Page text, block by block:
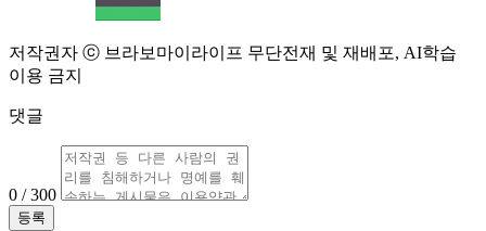
저작권자 ⓒ 브라보마이라이프 무단전재 및 재배포, AI학습
이용 금지
댓글
0 / 300